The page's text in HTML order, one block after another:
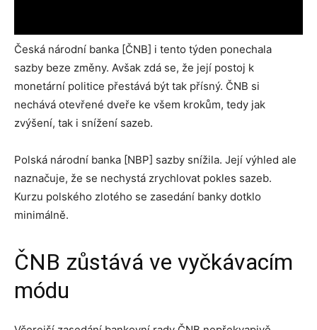
Česká národní banka [ČNB] i tento týden ponechala
sazby beze změny. Avšak zdá se, že její postoj k
monetární politice přestává být tak přísný. ČNB si
nechává otevřené dveře ke všem krokům, tedy jak
zvýšení, tak i snížení sazeb.
Polská národní banka [NBP] sazby snížila. Její výhled ale
naznačuje, že se nechystá zrychlovat pokles sazeb.
Kurzu polského zlotého se zasedání banky dotklo
minimálně.
ČNB zůstává ve vyčkávacím
módu